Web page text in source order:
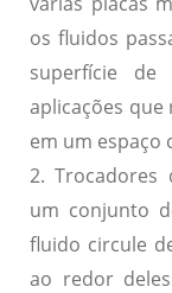
os fluidos
superfície
aplicações
em um espaço
2.Trocadores
um conjunto
fluido circule
ao redor